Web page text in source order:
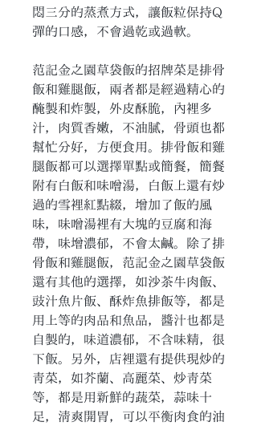
悶三分的蒸煮方式，讓飯粒保持Q
彈的口感，不會過乾或過軟。
范記金之園草袋飯的招牌菜是排骨
飯和雞腿飯，兩者都是經過精心的
醃製和炸製，外皮酥脆，內裡多
汁，肉質香嫩，不油膩，骨頭也都
幫忙分好，方便食用。排骨飯和雞
腿飯都可以選擇單點或簡餐，簡餐
附有白飯和味噌湯，白飯上還有炒
過的雪裡紅點綴，增加了飯的風
味，味噌湯裡有大塊的豆腐和海
帶，味增濃郁，不會太鹹。除了排
骨飯和雞腿飯，范記金之園草袋飯
還有其他的選擇，如沙茶牛肉飯、
豉汁魚片飯、酥炸魚排飯等，都是
用上等的肉品和魚品，醬汁也都是
自製的，味道濃郁，不含味精，很
下飯。另外，店裡還有提供現炒的
青菜，如芥蘭、高麗菜、炒青菜
等，都是用新鮮的蔬菜，蒜味十
足，清爽開胃，可以平衡肉食的油